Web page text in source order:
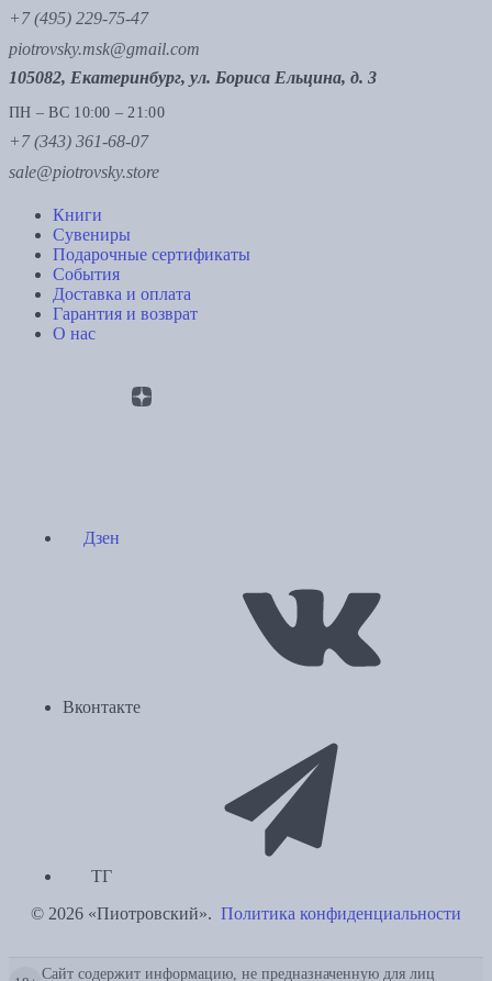
+7 (495) 229-75-47
piotrovsky.msk@gmail.com
105082, Екатеринбург, ул. Бориса Ельцина, д. 3
ПН – ВС 10:00 – 21:00
+7 (343) 361-68-07
sale@piotrovsky.store
Книги
Сувениры
Подарочные сертификаты
События
Доставка и оплата
Гарантия и возврат
О нас
Дзен
Вконтакте
ТГ
© 2026 «Пиотровский». Политика конфиденциальности
Сайт содержит информацию, не предназначенную для лиц